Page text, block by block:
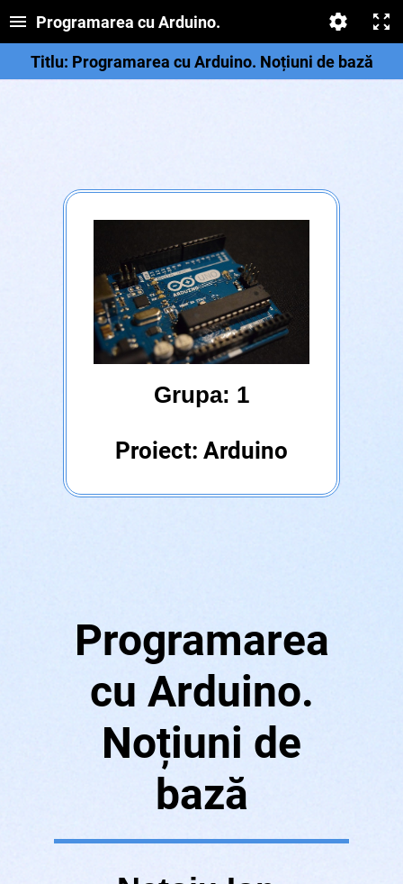
Programarea cu Arduino.
Titlu: Programarea cu Arduino. Noțiuni de bază
Grupa: 1
Proiect: Arduino
Programarea
cu Arduino.
Noțiuni de
bază